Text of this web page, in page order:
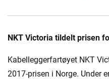
NKT Victoria tildelt prisen
Kabelleggerfartøyet NKT
2017-prisen i Norge. Under